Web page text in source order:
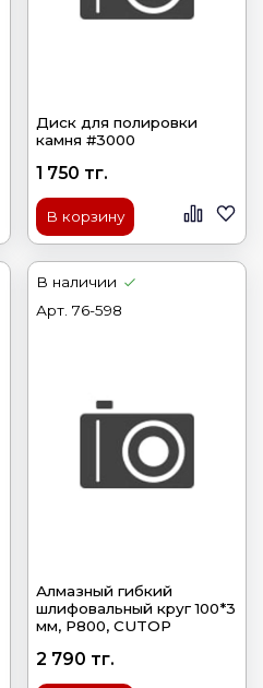
Диск для полировки
камня #3000
1 750 тг.
В корзину
В наличии
Арт. 76-598
Алмазный гибкий
шлифовальный круг 100*3
мм, Р800, CUTOP
2 790 тг.